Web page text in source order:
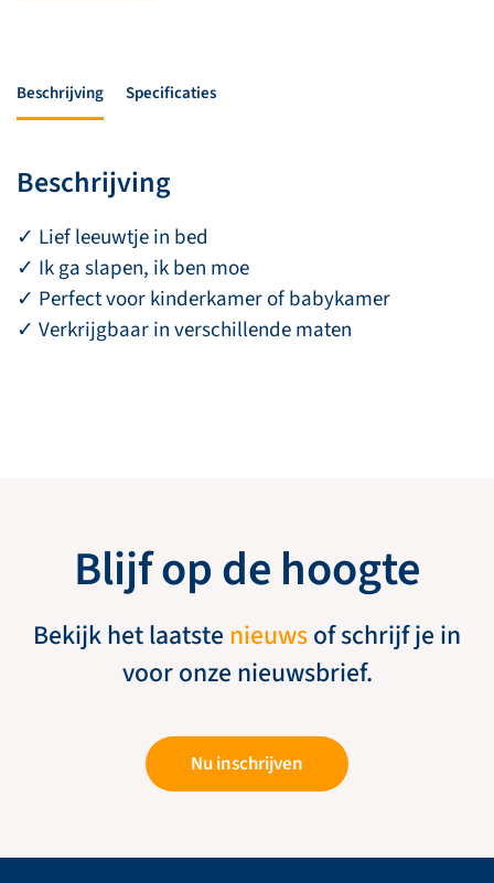
Beschrijving Specificaties
Beschrijving
✓ Lief leeuwtje in bed
✓ Ik ga slapen, ik ben moe
✓ Perfect voor kinderkamer of babykamer
✓ Verkrijgbaar in verschillende maten
Blijf op de hoogte
Bekijk het laatste nieuwsof schrijf je in
voor onze nieuwsbrief.
Nu inschrijven